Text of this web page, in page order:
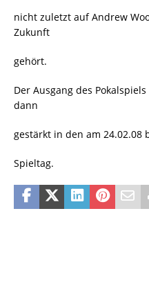
nicht zuletzt auf Andrew
Zukunft
gehört.
Der Ausgang des
dann
gestärkt in den am 24.02.08
Spieltag.